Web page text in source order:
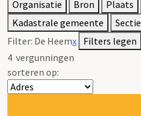
Organisatie
Bron Plaats
Kadastrale gemeente
Sectie
Filter: De Heemx Filters legen
4 vergunningen
sorteren op: